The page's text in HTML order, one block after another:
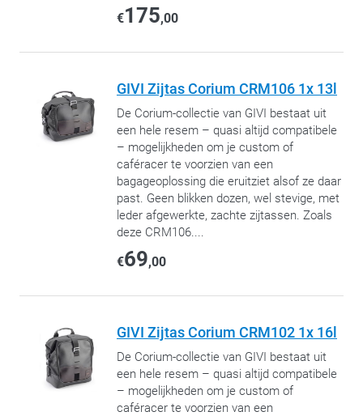
€175,00
GIVI Zijtas Corium CRM106 1x 13l
De Corium-collectie van GIVI bestaat uit
een hele resem – quasi altijd compatibele
– mogelijkheden om je custom of
caféracer te voorzien van een
bagageoplossing die eruitziet alsof ze daar
past. Geen blikken dozen, wel stevige, met
leder afgewerkte, zachte zijtassen. Zoals
deze CRM106....
€69,00
GIVI Zijtas Corium CRM102 1x 16l
De Corium-collectie van GIVI bestaat uit
een hele resem – quasi altijd compatibele
– mogelijkheden om je custom of
caféracer te voorzien van een